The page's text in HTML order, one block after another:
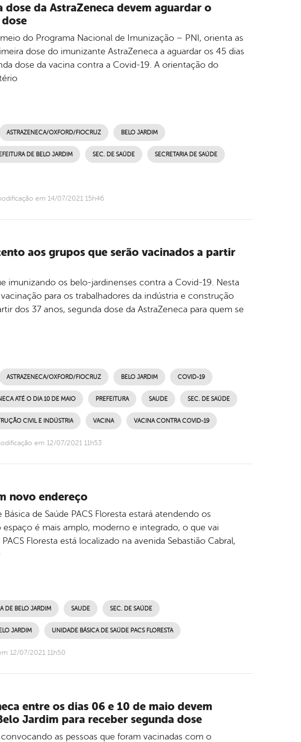
da AstraZeneca devem aguardar o
do Programa Nacional de Imunização – PNI, orienta as
dose do imunizante AstraZeneca a aguardar os 45 dias
dose da vacina contra a Covid-19. A orientação do
ASTRAZENECA/OXFORD/FIOCRUZ BELO JARDIM
DE BELO JARDIM SEC. DE SAÚDE SECRETARIA DE SAÚDE
em 14/07/2021 15h46
aos grupos que serão vacinados a partir
imunizando os belo-jardinenses contra a Covid-19. Nesta
para os trabalhadores da indústria e construção
dos 37 anos, segunda dose da AstraZeneca para quem se
ASTRAZENECA/OXFORD/FIOCRUZ BELO JARDIM COVID-19
ATÉ O DIA 10 DE MAIO PREFEITURA SAUDE SEC. DE SAÚDE
CIVIL E INDÚSTRIA VACINA VACINA CONTRA COVID-19
em 12/07/2021 11h53
novo endereço
de Saúde PACS Floresta estará atendendo os
é mais amplo, moderno e integrado, o que vai
Floresta está localizado na avenida Sebastião Cabral,
DE BELO JARDIM SAUDE SEC. DE SAÚDE
JARDIM UNIDADE BÁSICA DE SAÚDE PACS FLORESTA
12/07/2021 11h50
entre os dias 06 e 10 de maio devem
Jardim para receber segunda dose
as pessoas que foram vacinadas com o